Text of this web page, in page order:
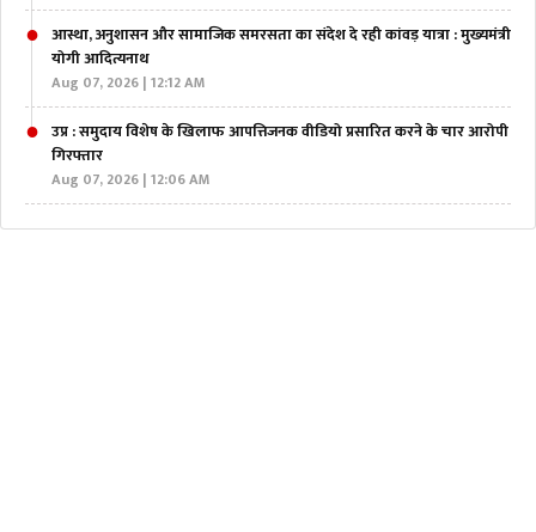
आस्था, अनुशासन और सामाजिक समरसता का संदेश दे रही कांवड़ यात्रा : मुख्यमंत्री
योगी आदित्यनाथ
Aug 07, 2026 | 12:12 AM
उप्र : समुदाय विशेष के खिलाफ आपत्तिजनक वीडियो प्रसारित करने के चार आरोपी
गिरफ्तार
Aug 07, 2026 | 12:06 AM